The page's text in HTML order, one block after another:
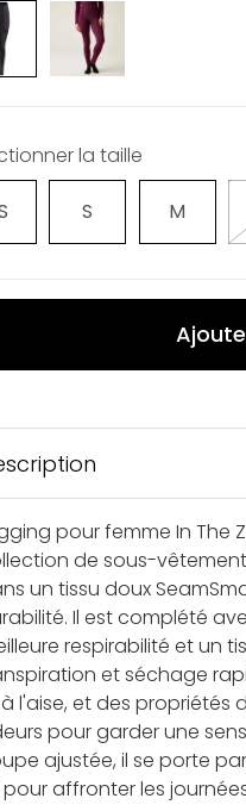
la taille
S M
pour femme In The
de sous-
un tissu doux
Il est complété
respirabilité et un
et séchage
l'aise, et des
pour garder une
ajustée, il se porte
pour affronter les